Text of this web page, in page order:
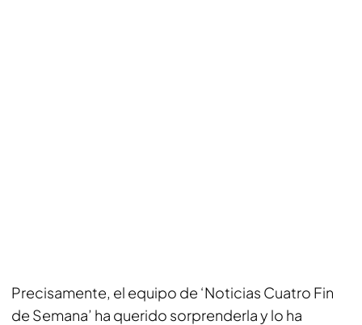
Precisamente, el equipo de ‘Noticias Cuatro Fin
de Semana’ ha querido sorprenderla y lo ha